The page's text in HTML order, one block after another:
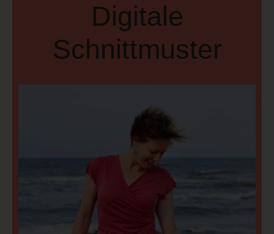
Digitale
Schnittmuster